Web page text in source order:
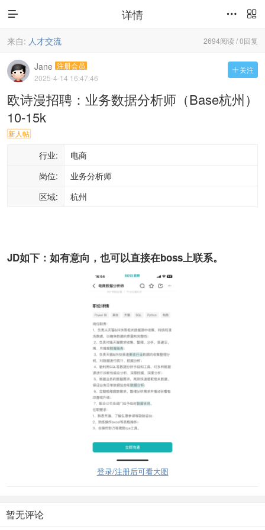
 详情 

2694阅读 / 0回复
来自: 人才交流
 关注
Jane 注册会员
2025-4-14 16:47:46
欧诗漫招聘：业务数据分析师（Base杭州）
10-15k
新人帖
行业:
电商
岗位:
业务分析师
区域:
杭州
JD如下：如有意向，也可以直接在boss上联系。
登录/注册后可看大图
暂无评论